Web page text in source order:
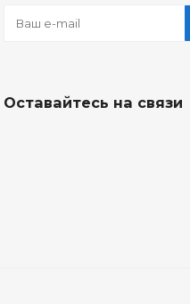
Оставайтесь на связи